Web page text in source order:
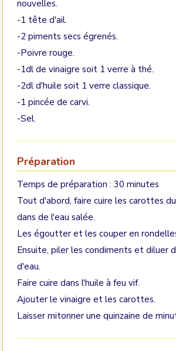
nouvelles.
-1 tête d'ail.
-2 piments secs égrenés.
-Poivre rouge.
-1dl de vinaigre soit 1 verre à thé.
-2dl d'huile soit 1 verre classique.
-1 pincée de carvi.
-Sel.
Préparation
Temps de préparation : 30 minutes
Tout d'abord, faire cuire les carottes
dans de l'eau salée.
Les égoutter et les couper en
Ensuite, piler les condiments et diluer
d'eau.
Faire cuire dans l'huile à feu vif.
Ajouter le vinaigre et les carottes.
Laisser mitonner une quinzaine de